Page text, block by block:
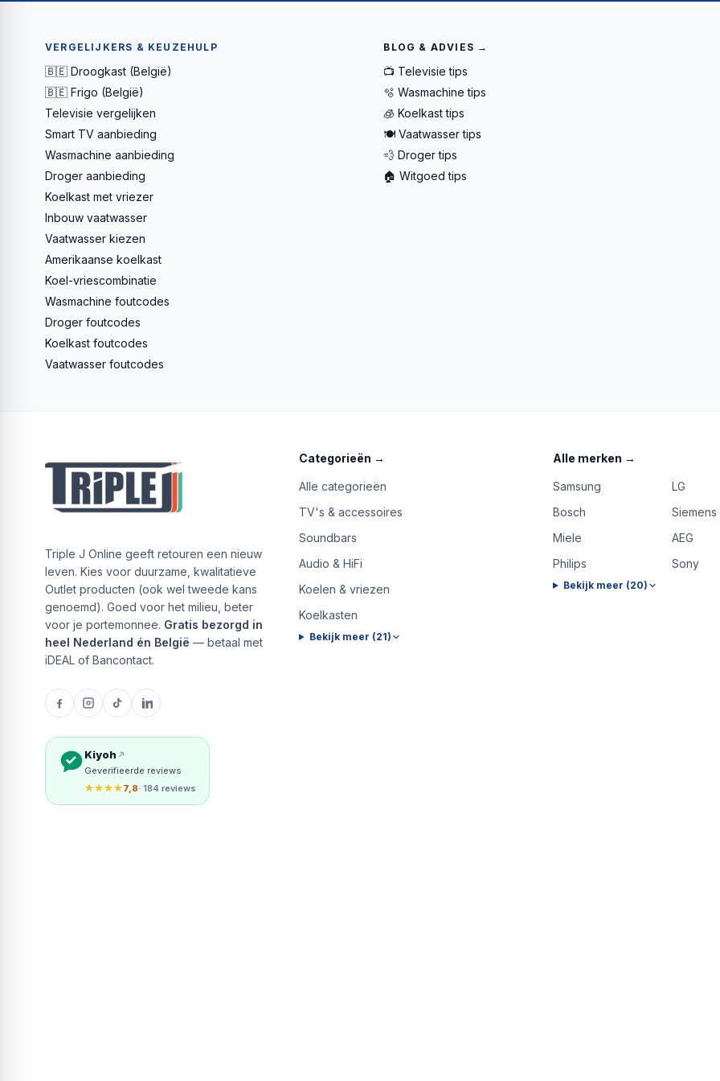
VERGELIJKERS & KEUZEHULP
🇧🇪 Droogkast (België)
🇧🇪 Frigo (België)
Televisie vergelijken
Smart TV aanbieding
Wasmachine aanbieding
Droger aanbieding
Koelkast met vriezer
Inbouw vaatwasser
Vaatwasser kiezen
Amerikaanse koelkast
Koel-vriescombinatie
Wasmachine foutcodes
Droger foutcodes
Koelkast foutcodes
Vaatwasser foutcodes
BLOG & ADVIES →
📺 Televisie tips
🫧 Wasmachine tips
🧊 Koelkast tips
🍽️ Vaatwasser tips
💨 Droger tips
🏠 Witgoed tips
Triple J Online geeft retouren een nieuw
leven. Kies voor duurzame, kwalitatieve
Outlet producten (ook wel tweede kans
genoemd). Goed voor het milieu, beter
voor je portemonnee. Gratis bezorgd in
heel Nederland én België — betaal met
iDEAL of Bancontact.
Kiyoh
Geverifieerde reviews
★★★★7,8· 184 reviews
Categorieën →
Alle categorieën
TV's & accessoires
Soundbars
Audio & HiFi
Koelen & vriezen
Koelkasten
Bekijk meer (21)
Alle merken →
Samsung
LG
Bosch
Siemens
Miele
AEG
Philips
Sony
Bekijk meer (20)